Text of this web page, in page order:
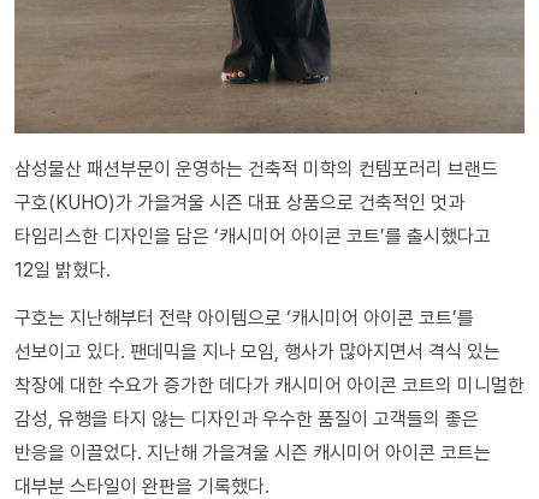
삼성물산 패션부문이 운영하는 건축적 미학의 컨템포러리 브랜드
구호(KUHO)가 가을겨울 시즌 대표 상품으로 건축적인 멋과
타임리스한 디자인을 담은 ‘캐시미어 아이콘 코트’를 출시했다고
12일 밝혔다.
구호는 지난해부터 전략 아이템으로 ‘캐시미어 아이콘 코트’를
선보이고 있다. 팬데믹을 지나 모임, 행사가 많아지면서 격식 있는
착장에 대한 수요가 증가한 데다가 캐시미어 아이콘 코트의 미니멀한
감성, 유행을 타지 않는 디자인과 우수한 품질이 고객들의 좋은
반응을 이끌었다. 지난해 가을겨울 시즌 캐시미어 아이콘 코트는
대부분 스타일이 완판을 기록했다.